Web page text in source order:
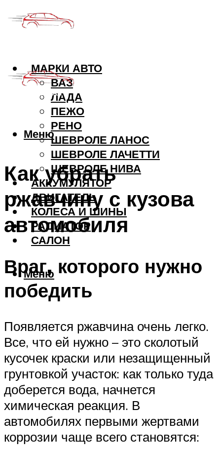
МАРКИ АВТО
ВАЗ
ЛАДА
ПЕЖО
РЕНО
ШЕВРОЛЕ ЛАНОС
ШЕВРОЛЕ ЛАЧЕТТИ
ШЕВРОЛЕ НИВА
АККУМУЛЯТОР
ДВИГАТЕЛЬ
КОЛЕСА И ШИНЫ
РАДИАТОР
САЛОН
Меню
Меню
Как убрать
ржавчину с кузова
автомобиля
Враг, которого нужно
победить
Появляется ржавчина очень легко.
Все, что ей нужно – это сколотый
кусочек краски или незащищенный
грунтовкой участок: как только туда
доберется вода, начнется
химическая реакция. В
автомобилях первыми жертвами
коррозии чаще всего становятся: